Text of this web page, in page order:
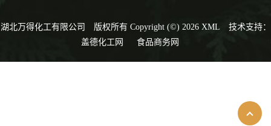
湖北万得化工有限公司 版权所有 Copyright (©) 2026 XML
技术支持：
盖德化工网
食品商务网